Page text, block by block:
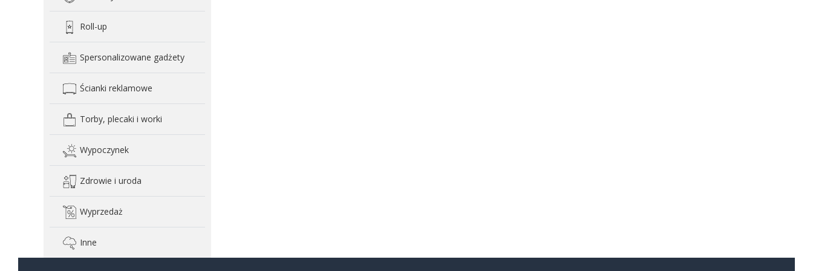
Roll-up
Spersonalizowane gadżety
Ścianki reklamowe
Torby, plecaki i worki
Wypoczynek
Zdrowie i uroda
Wyprzedaż
Inne